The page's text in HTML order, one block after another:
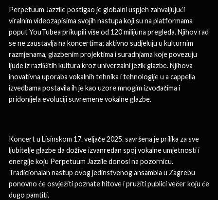
Perpetuum Jazzile postigao je globalni uspjeh zahvaljujući
viralnim videozapisima svojih nastupa koji su na platformama
poput YouTubea prikupili više od 120 milijuna pregleda. Njihov rad
se ne zaustavlja na koncertima; aktivno sudjeluju u kulturnim
razmjenama, glazbenim projektima i suradnjama koje povezuju
ljude iz različitih kultura kroz univerzalni jezik glazbe. Njihova
inovativna uporaba vokalnih tehnika i tehnologije u a cappella
izvedbama postavila ih je kao uzore mnogim izvođačima i
pridonijela evoluciji suvremene vokalne glazbe.
Koncert u Lisinskom 17. veljače 2025. savršena je prilika za sve
ljubitelje glazbe da dožive izvanredan spoj vokalne umjetnosti i
energije koju Perpetuum Jazzile donosi na pozornicu.
Tradicionalan nastup ovog jedinstvenog ansambla u Zagrebu
ponovno će osvježiti poznate hitove i pružiti publici večer koju će
dugo pamtiti.